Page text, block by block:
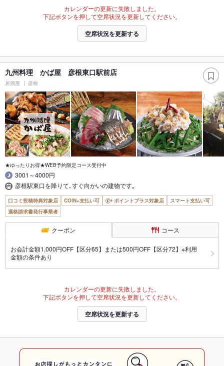
カレンダーの更新に失敗しました。
下記ボタンを押して空席状況を更新してください。
空席状況を更新する
九州料理 かば屋 彦根東口駅前店
居酒屋 彦根
★ゆったりお得★WEB予約限定コース受付中
3001～4000円
彦根駅東口を降りて､すぐ向かいの建物です｡
口コミ投稿特典対象店 COIN+支払い可 ポイントプラス対象店
スマート支払い可
適格請求書発行事業者
クーポン コース
お会計金額1,000円OFF【区分65】または500円OFF【区分72】※利用
金額の条件あり
カレンダーの更新に失敗しました。
下記ボタンを押して空席状況を更新してください。
空席状況を更新する